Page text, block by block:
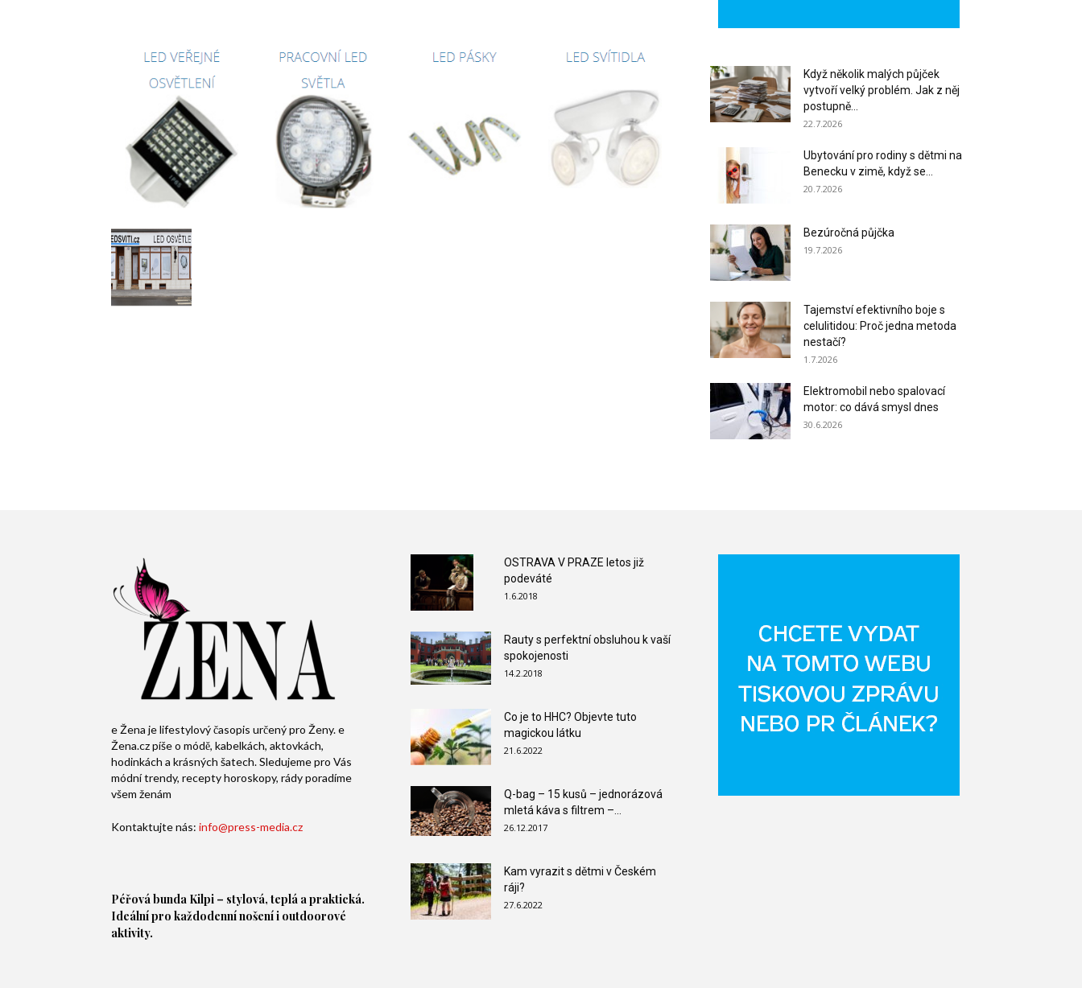
Když několik malých půjček
vytvoří velký problém. Jak z něj
postupně...
22.7.2026
Ubytování pro rodiny s dětmi na
Benecku v zimě, když se...
20.7.2026
Bezúročná půjčka
19.7.2026
Tajemství efektivního boje s
celulitidou: Proč jedna metoda
nestačí?
1.7.2026
Elektromobil nebo spalovací
motor: co dává smysl dnes
30.6.2026
e Žena je lifestylový časopis určený pro Ženy. e
Žena.cz píše o módě, kabelkách, aktovkách,
hodinkách a krásných šatech. Sledujeme pro Vás
módní trendy, recepty horoskopy, rády poradíme
všem ženám
Kontaktujte nás: info@press-media.cz
Péřová bunda Kilpi – stylová, teplá a praktická.
Ideální pro každodenní nošení i outdoorové
aktivity.
OSTRAVA V PRAZE letos již
podeváté
1.6.2018
Rauty s perfektní obsluhou k vaší
spokojenosti
14.2.2018
Co je to HHC? Objevte tuto
magickou látku
21.6.2022
Q-bag – 15 kusů – jednorázová
mletá káva s filtrem –...
26.12.2017
Kam vyrazit s dětmi v Českém
ráji?
27.6.2022